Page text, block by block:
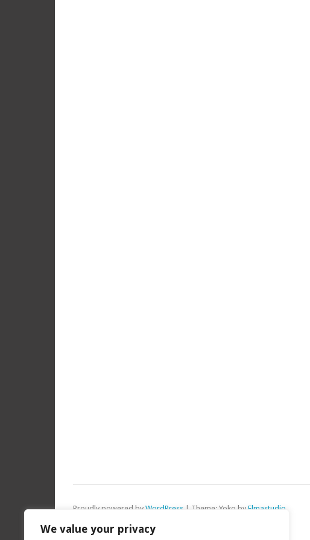
We value your privacy
Proudly powered by WordPress | Theme: Yoko by Elmastudio